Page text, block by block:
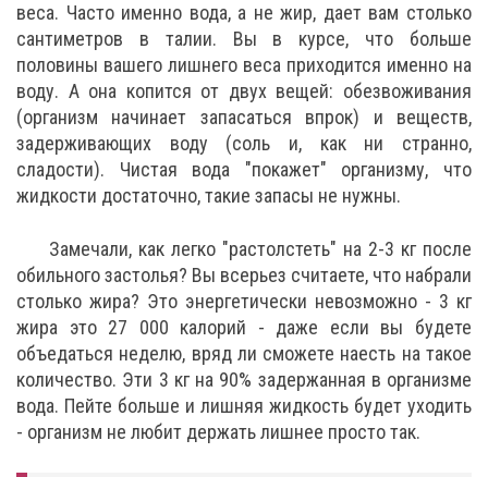
веса. Часто именно вода, а не жир, дает вам столько
сантиметров в талии. Вы в курсе, что больше
половины вашего лишнего веса приходится именно на
воду. А она копится от двух вещей: обезвоживания
(организм начинает запасаться впрок) и веществ,
задерживающих воду (соль и, как ни странно,
сладости). Чистая вода "покажет" организму, что
жидкости достаточно, такие запасы не нужны.
Замечали, как легко "растолстеть" на 2-3 кг после
обильного застолья? Вы всерьез считаете, что набрали
столько жира? Это энергетически невозможно - 3 кг
жира это 27 000 калорий - даже если вы будете
объедаться неделю, вряд ли сможете наесть на такое
количество. Эти 3 кг на 90% задержанная в организме
вода. Пейте больше и лишняя жидкость будет уходить
- организм не любит держать лишнее просто так.